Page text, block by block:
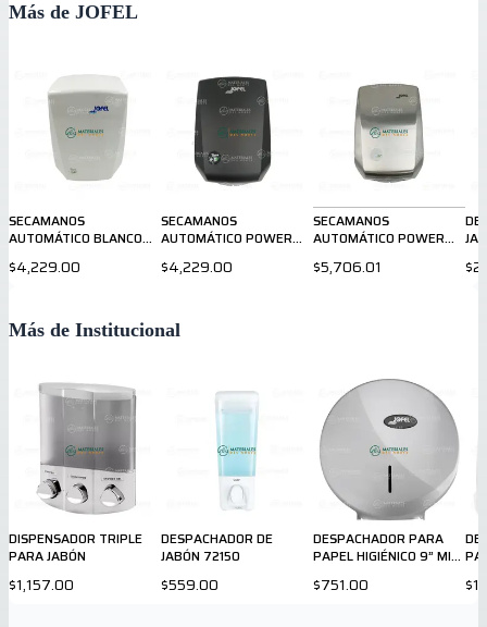
Más de JOFEL
SECAMANOS
AUTOMÁTICO BLANCO
$4,229.00
SECAMANOS
AUTOMÁTICO POWER
$4,229.00
SECAMANOS
AUTOMÁTICO POWER
$5,706.01
Más de Institucional
DISPENSADOR TRIPLE
PARA JABÓN
$1,157.00
DESPACHADOR DE
JABÓN 72150
$559.00
DESPACHADOR PARA
PAPEL HIGIÉNICO 9” MINI
$751.00